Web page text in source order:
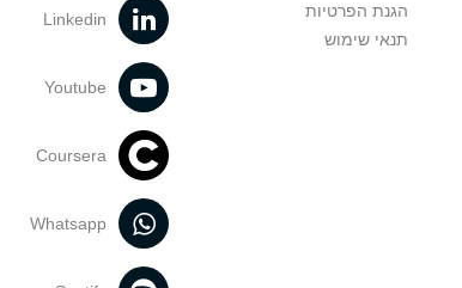
הגנת הפרטיות
תנאי שימוש
Linkedin
Youtube
Coursera
Whatsapp